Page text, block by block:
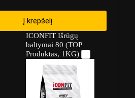
Į krepšelį
ICONFIT Išrūgų
baltymai 80 (TOP
Produktas, 1KG)